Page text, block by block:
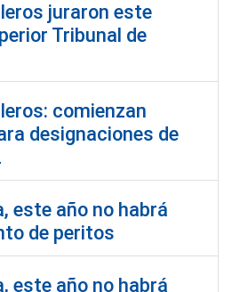
juraron este
Tribunal de
comienzan
designaciones de
este año no habrá
de peritos
este año no habrá